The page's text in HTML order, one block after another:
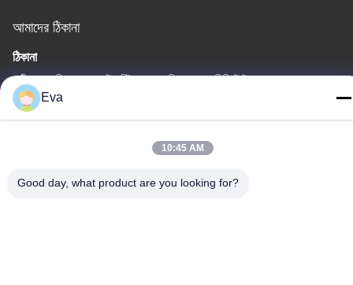
আমাদের ঠিকানা
ঠিকানা
তৃতীয় তলা, বি১৫ হুয়াচুয়াং ইন্ডাস্ট্রি এলাকা, জিনশান কুন, শিজি টাউন, প্যানু জেলা, গুয়াংজু,
গুয়াংডং চীনEva
10:45 AM
Good day, what product are you looking for?